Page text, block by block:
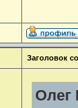
Заголовок
Олег